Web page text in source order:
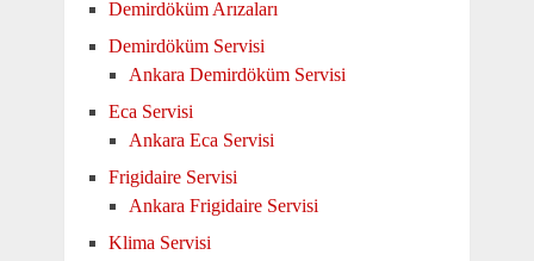
Demirdöküm Arızaları
Demirdöküm Servisi
Ankara Demirdöküm Servisi
Eca Servisi
Ankara Eca Servisi
Frigidaire Servisi
Ankara Frigidaire Servisi
Klima Servisi